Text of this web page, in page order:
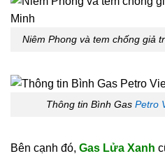
Niêm Phong và tem chống giả
Thông tin Bình Gas Petro
Bên cạnh đó, Gas Lửa Xanh